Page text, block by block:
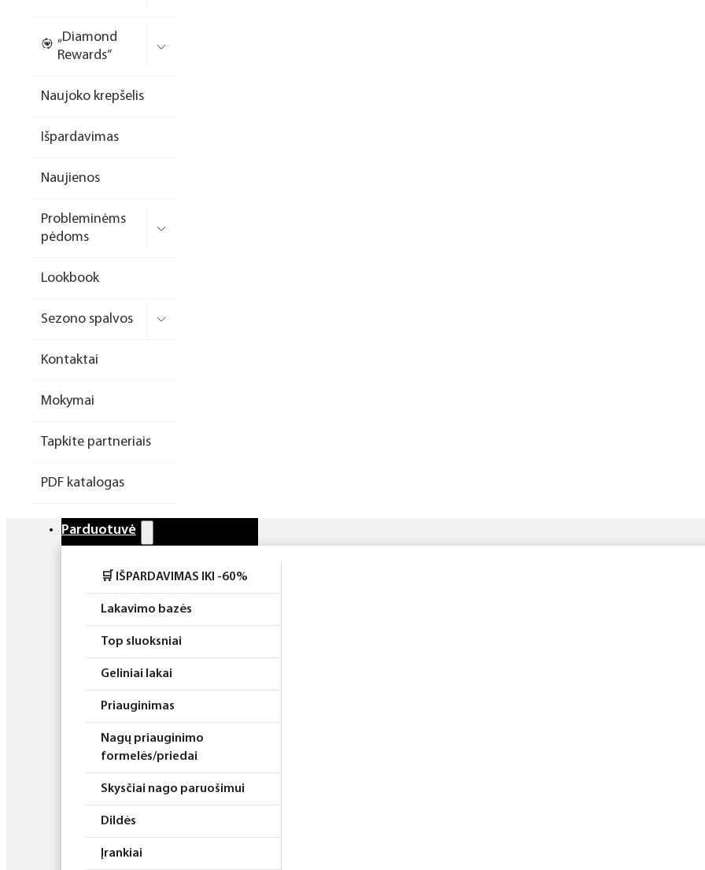
formelės/priedai
Dildės
Įrankiai
Laufwunder pėdų priežiūra
priemonės
Rinkiniai
„Diamond
Rewards“
Naujoko krepšelis
Išpardavimas
Naujienos
Probleminėms
pėdoms
Lookbook
Sezono spalvos
Kontaktai
Mokymai
Tapkite partneriais
PDF katalogas
Parduotuvė
🛒 IŠPARDAVIMAS IKI -60%
Lakavimo bazės
Top sluoksniai
Geliniai lakai
Priauginimas
Nagų priauginimo
formelės/priedai
Skysčiai nago paruošimui
Dildės
Įrankiai